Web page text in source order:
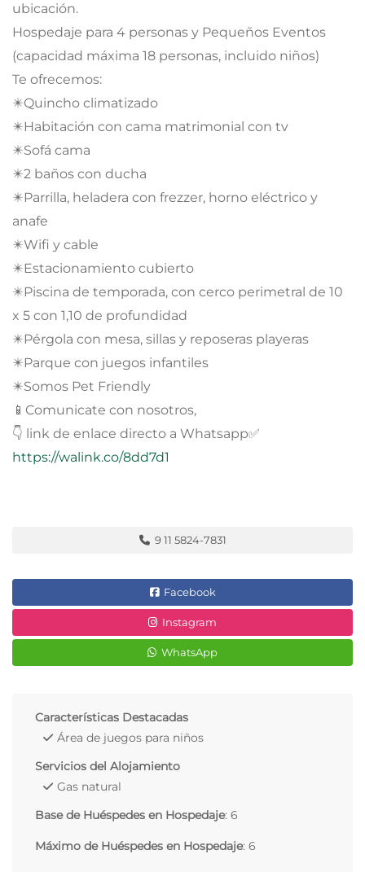
ubicación.
Hospedaje para 4 personas y Pequeños Eventos
(capacidad máxima 18 personas, incluido niños)
Te ofrecemos:
✴️Quincho climatizado
✴️Habitación con cama matrimonial con tv
✴️Sofá cama
✴️2 baños con ducha
✴️Parrilla, heladera con frezzer, horno eléctrico y
anafe
✴️Wifi y cable
✴️Estacionamiento cubierto
✴️Piscina de temporada, con cerco perimetral de 10
x 5 con 1,10 de profundidad
✴️Pérgola con mesa, sillas y reposeras playeras
✴️Parque con juegos infantiles
✴️Somos Pet Friendly
📱Comunicate con nosotros,
👇 link de enlace directo a Whatsapp✅
https://walink.co/8dd7d1
9 11 5824-7831
Facebook
Instagram
WhatsApp
Características Destacadas
Área de juegos para niños
Servicios del Alojamiento
Gas natural
Base de Huéspedes en Hospedaje: 6
Máximo de Huéspedes en Hospedaje: 6